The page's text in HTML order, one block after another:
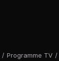
/ Programme TV /